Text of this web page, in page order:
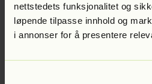
nettstedets funksjonalitet og
løpende tilpasse innhold og
i annonser for å presentere